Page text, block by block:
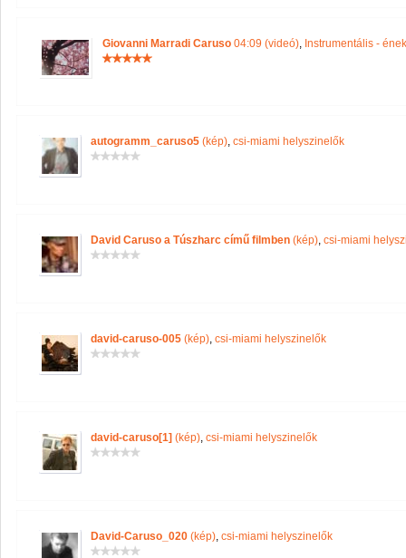
Giovanni Marradi Caruso 04:09 (videó), Instrumentális -
autogramm_caruso5 (kép), csi-miami helyszinelők
David Caruso a Túszharc című filmben (kép), csi-miami
david-caruso-005 (kép), csi-miami helyszinelők
david-caruso[1] (kép), csi-miami helyszinelők
David-Caruso_020 (kép), csi-miami helyszinelők